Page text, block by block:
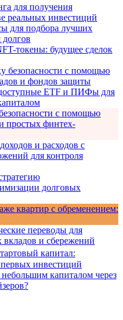
для получения
реальных инвестиций
для подбора лучших
токены: будущее сделок
безопасности с помощью
и фондов защиты
ETF и ПИФы для
с помощью
простых финтех-
и расходов с
для контроля
долговых
квартир с обременением:
переводы для
вкладов и сбережений
капитал:
инвестиций
небольшим капиталом через